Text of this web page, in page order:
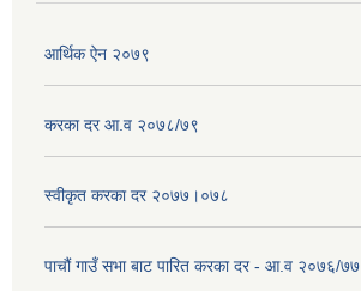
आर्थिक ऐन २०७९
करका दर आ.व २०७८/७९
स्वीकृत करका दर २०७७।०७८
पाचौं गाउँ सभा बाट पारित करका दर - आ.व २०७६/७७